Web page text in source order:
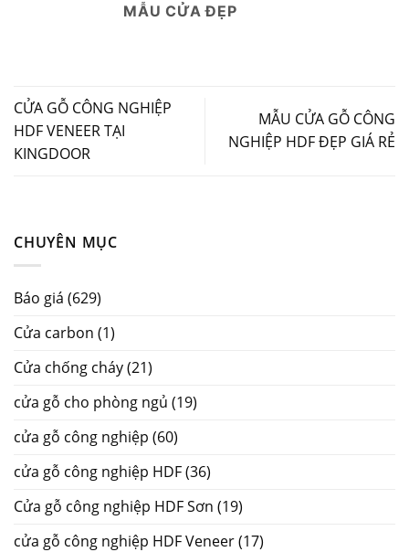
CHUYÊN MỤC
Báo giá (629)
Cửa carbon (1)
Cửa chống cháy(21)
cửa gỗ cho phòng ngủ (19)
cửa gỗ công nghiệp (60)
cửa gỗ công nghiệp HDF(36)
Cửa gỗ công nghiệp HDF Sơn (19)
cửa gỗ công nghiệp HDF Veneer(17)
MẪU CỬA ĐẸP
CỬA GỖ CÔNG NGHIỆP
HDF VENEER TẠI
KINGDOOR
MẪU CỬA GỖ CÔNG
NGHIỆP HDF ĐẸP GIÁ RẺ